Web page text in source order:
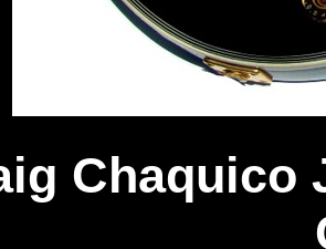
Chaquico